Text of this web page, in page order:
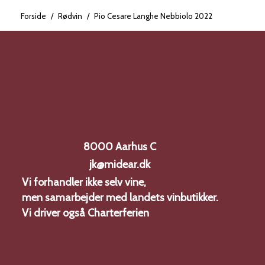
og lidt tobak i
med fokus på
%
fade og
kalvekød,
Forside / Rødvin / Pio Cesare Langhe Nebbiolo 2022
8000 Aarhus C
jk@midear.dk
Vi forhandler ikke selv vine,
men samarbejder med landets vinbutikker.
Vi driver også Charterferien